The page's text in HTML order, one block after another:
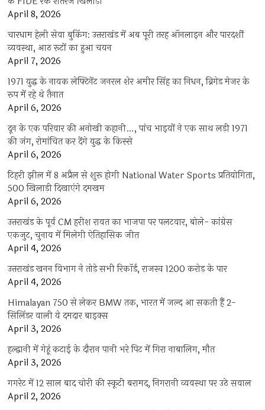
April 8, 2026
चारधाम हेली सेवा बुकिंग: उत्तराखंड में अब पूरी तरह ऑनलाइन और पारदर्शी
व्यवस्था, आठ रूटों का हुआ चयन
April 7, 2026
1971 युद्ध के नायक लेफ्टिनेंट जनरल शेर अमीर सिंह का निधन, ब्रिगेड मेजर के
रूप में रहे थे तैनात
April 6, 2026
दून के एक परिवार की अनोखी कहानी…, पांच भाइयों ने एक साथ लड़ी 1971
की जंग, रोमांचित कर देंगे युद्ध के किस्से
April 6, 2026
टिहरी झील में 8 अप्रैल से शुरू होगी National Water Sports प्रतियोगिता,
500 खिलाड़ी दिखाएंगे दमखम
April 6, 2026
उत्तराखंड के पूर्व CM हरीश रावत का भाजपा पर पलटवार, बोले- कांग्रेस
एकजुट, चुनाव में मिलेगी ऐतिहासिक जीत
April 4, 2026
उत्तराखंड खनन विभाग ने तोड़े सभी रिकॉर्ड, राजस्व 1200 करोड़ के पार
April 4, 2026
Himalayan 750 से लेकर BMW तक, भारत में जल्द आ सकती हैं 2-
सिलिंडर वाली ये दमदार बाइक्स
April 3, 2026
हल्द्वानी में गेहूं कटाई के दौरान पानी भरे पिट में गिरा नाबालिग, मौत
April 3, 2026
गगरेट में 12 साल बाद चोरी की स्कूटी बरामद, निगरानी व्यवस्था पर उठे सवाल
April 2, 2026